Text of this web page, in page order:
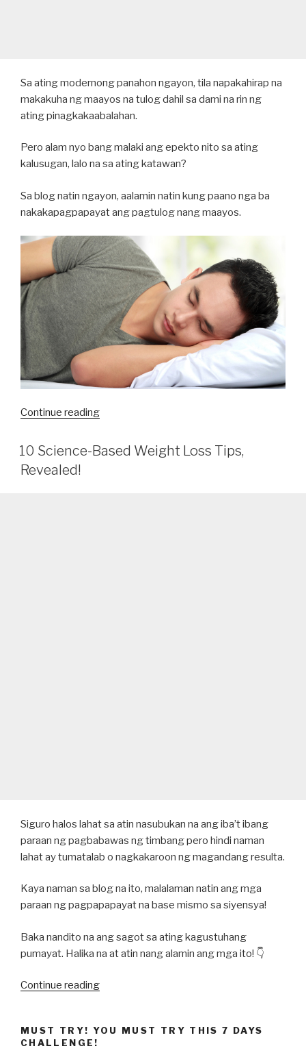
Sa ating modernong panahon ngayon, tila napakahirap na
makakuha ng maayos na tulog dahil sa dami na rin ng
ating pinagkakaabalahan.
Pero alam nyo bang malaki ang epekto nito sa ating
kalusugan, lalo na sa ating katawan?
Sa blog natin ngayon, aalamin natin kung paano nga ba
nakakapagpapayat ang pagtulog nang maayos.
Continue reading“Talaga
Bang
Nakakapagpapayat
10 Science-Based Weight Loss Tips,
Revealed!
Siguro halos lahat sa atin nasubukan na ang iba’t ibang
paraan ng pagbabawas ng timbang pero hindi naman
lahat ay tumatalab o nagkakaroon ng magandang resulta.
Kaya naman sa blog na ito, malalaman natin ang mga
paraan ng pagpapapayat na base mismo sa siyensya!
Baka nandito na ang sagot sa ating kagustuhang
pumayat. Halika na at atin nang alamin ang mga ito! 👇
Continue reading“10
Weight
MUST TRY! YOU MUST TRY THIS 7 DAYS
CHALLENGE!